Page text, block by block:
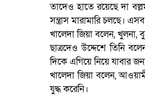
তাদেও হাতে রয়েছে দা
সন্ত্রাস মারামারি চলছে।
খালেদা জিয়া বলেন, খুলনা,
ছাত্রদেও উদ্দেশে তিনি
দিকে এগিয়ে নিয়ে যাবার
খালেদা জিয়া বলেন,
যুদ্ধ করেনি।